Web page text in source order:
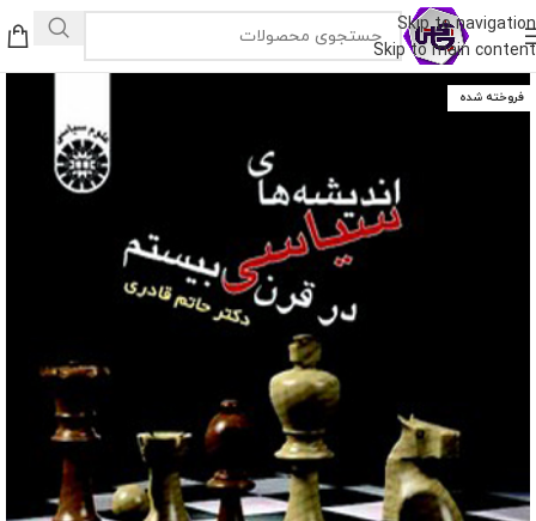
Skip to navigation
Skip to main content
فروخته شده